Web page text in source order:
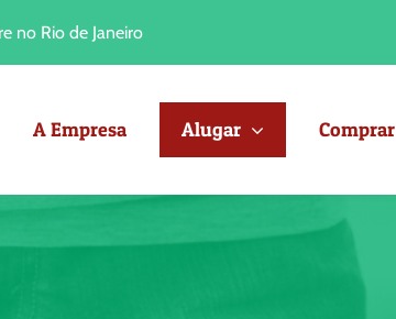
no Rio de Janeiro
A Empresa Alugar Comprar